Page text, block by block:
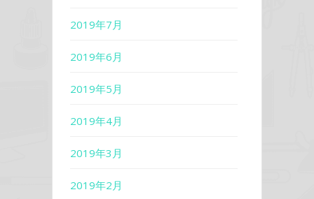
2019年7月
2019年6月
2019年5月
2019年4月
2019年3月
2019年2月